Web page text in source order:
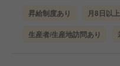
昇給制度あり 月8日以
生産者/生産地訪問あり